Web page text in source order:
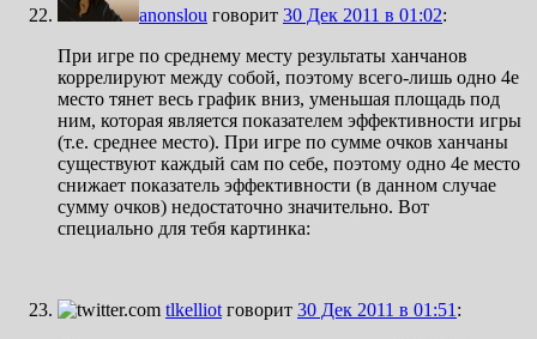
anonslou говорит 30 Дек 2011 в 01:02:
При игре по среднему месту результаты ханчанов
коррелируют между собой, поэтому всего-лишь одно 4е
место тянет весь график вниз, уменьшая площадь под
ним, которая является показателем эффективности игры
(т.е. среднее место). При игре по сумме очков ханчаны
существуют каждый сам по себе, поэтому одно 4е место
снижает показатель эффективности (в данном случае
сумму очков) недостаточно значительно. Вот
специально для тебя картинка:
tlkelliot говорит 30 Дек 2011 в 01:51 :